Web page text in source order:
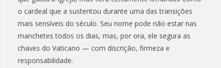
o cardeal que a sustentou durante uma das transições
mais sensíveis do século. Seu nome pode não estar nas
manchetes todos os dias, mas, por ora, ele segura as
chaves do Vaticano — com discrição, firmeza e
responsabilidade.